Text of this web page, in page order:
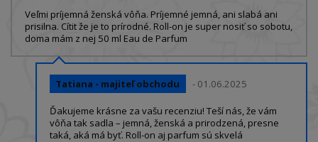
Veľmi príjemná ženská vôňa. Príjemné jemná, ani slabá ani
prisilna. Cítit že je to prírodné. Roll-on je super nosiť so sobotu,
doma mám z nej 50 ml Eau de Parfum
Tatiana - majiteľ obchodu - 01.06.2025
Ďakujeme krásne za vašu recenziu! Teší nás, že vám
vôňa tak sadla – jemná, ženská a prirodzená, presne
taká, aká má byť. Roll-on aj parfum sú skvelá